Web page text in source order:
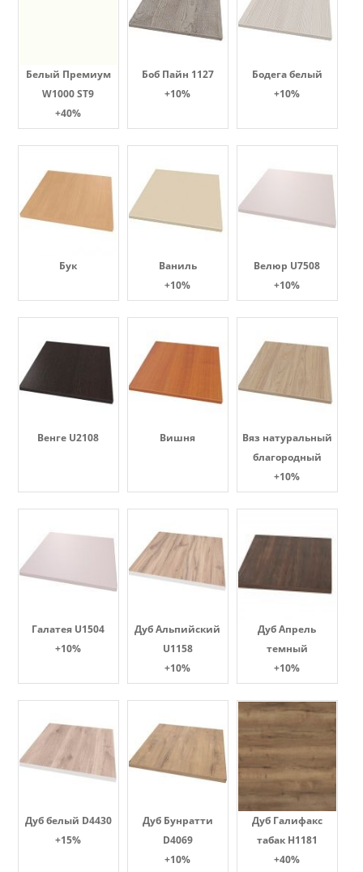
Белый Премиум
W1000 ST9
+40%
Боб Пайн 1127
+10%
Бодега белый
+10%
Бук
Ваниль
+10%
Велюр U7508
+10%
Венге U2108 Вишня
Вяз натуральный
благородный
+10%
Галатея U1504
+10%
Дуб Альпийский
U1158
+10%
Дуб Апрель
темный
+10%
Дуб белый D4430
+15%
Дуб Бунратти
D4069
+10%
Дуб Галифакс
табак Н1181
+40%